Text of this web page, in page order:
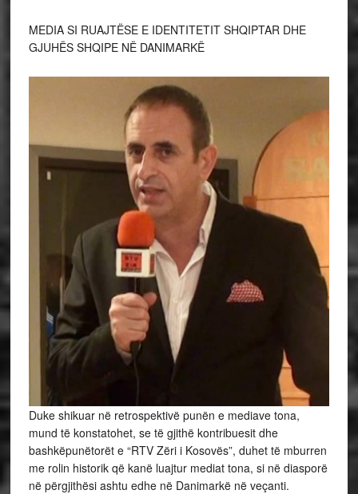
MEDIA SI RUAJTËSE E IDENTITETIT SHQIPTAR DHE
GJUHËS SHQIPE NË DANIMARKË
Duke shikuar në retrospektivë punën e mediave tona,
mund të konstatohet, se të gjithë kontribuesit dhe
bashkëpunëtorët e “RTV Zëri i Kosovës”, duhet të mburren
me rolin historik që kanë luajtur mediat tona, si në diasporë
në përgjithësi ashtu edhe në Danimarkë në veçanti.